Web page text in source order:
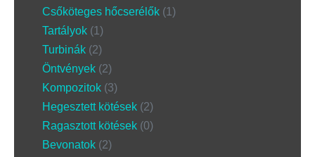
Csőköteges hőcserélők 1
Tartályok 1
Turbinák 2
Öntvények 2
Kompozitok 3
Hegesztett kötések 2
Ragasztott kötések 0
Bevonatok 2